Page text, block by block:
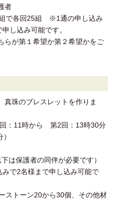
者
で各回25組 ※1通の申し込み
し込み可能です。
らが第１希望か第２希望かをご
真珠のブレスレットを作りま
：11時から 第2回：13時30分
は保護者の同伴が必要です）
で2名様まで申し込み可能で
ストーン20から30個、その他材